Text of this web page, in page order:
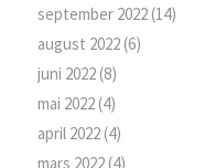
september 2022(14)
august 2022(6)
juni 2022(8)
mai 2022(4)
april 2022(4)
mars 2022(4)